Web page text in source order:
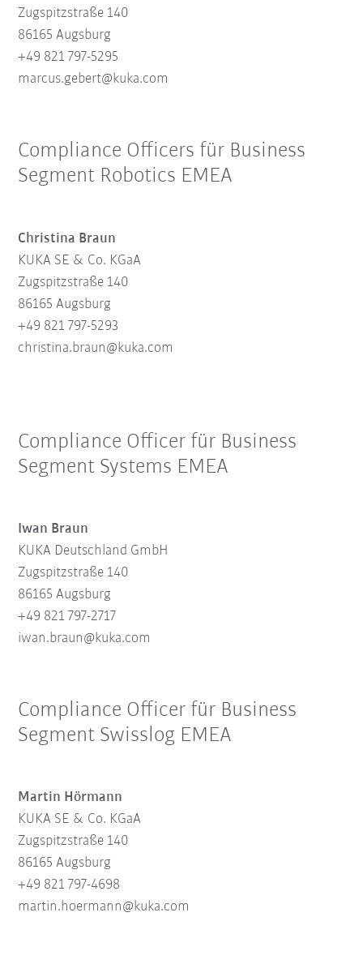
Zugspitzstraße 140
86165 Augsburg
+49 821 797-5295
marcus.gebert@kuka.com
Compliance Officers für Business
Segment Robotics EMEA
Christina Braun
KUKA SE & Co. KGaA
Zugspitzstraße 140
86165 Augsburg
+49 821 797-5293
christina.braun@kuka.com
Compliance Officer für Business
Segment Systems EMEA
Iwan Braun
KUKA Deutschland GmbH
Zugspitzstraße 140
86165 Augsburg
+49 821 797-2717
iwan.braun@kuka.com
Compliance Officer für Business
Segment Swisslog EMEA
Martin Hörmann
KUKA SE & Co. KGaA
Zugspitzstraße 140
86165 Augsburg
+49 821 797-4698
martin.hoermann@kuka.com